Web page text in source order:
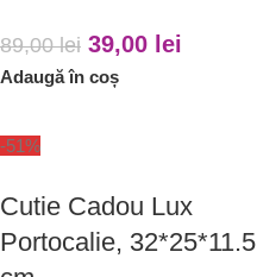
89,00lei 39,00 lei
Adaugă în coș
-51%
Cutie Cadou Lux
Portocalie, 32*25*11.5